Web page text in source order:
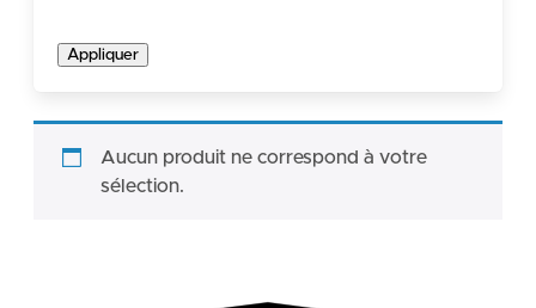
Appliquer
Aucun produit ne correspond à votre
sélection.